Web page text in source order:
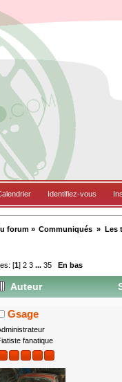
Identifiez-vous
forum» Communiqués » Les
[1]2 3 ...35 En bas
Auteur
Gsage
fanatique